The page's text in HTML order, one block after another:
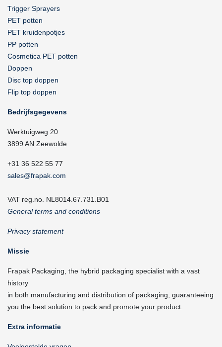
Trigger Sprayers
PET potten
PET kruidenpotjes
PP potten
Cosmetica PET potten
Doppen
Disc top doppen
Flip top doppen
Bedrijfsgegevens
Werktuigweg 20
3899 AN Zeewolde
+31 36 522 55 77
sales@frapak.com
VAT reg.no. NL8014.67.731.B01
General terms and conditions
Privacy statement
Missie
Frapak Packaging, the hybrid packaging specialist with a vast
history
in both manufacturing and distribution of packaging, guaranteeing
you the best solution to pack and promote your product.
Extra informatie